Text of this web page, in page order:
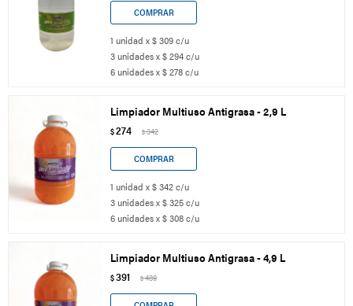
1 unidad x $ 309 c/u
3 unidades x $ 294 c/u
6 unidades x $ 278 c/u
Limpiador Multiuso Antigrasa - 2,9 L
$274 $342
1 unidad x $ 342 c/u
3 unidades x $ 325 c/u
6 unidades x $ 308 c/u
Limpiador Multiuso Antigrasa - 4,9 L
$391 $489